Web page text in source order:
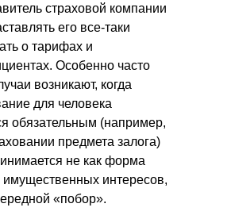
страховой компании
его все-таки
о тарифах и
Особенно часто
возникают, когда
для человека
обязательным (например,
предмета залога)
не как форма
интересов,
«побор».